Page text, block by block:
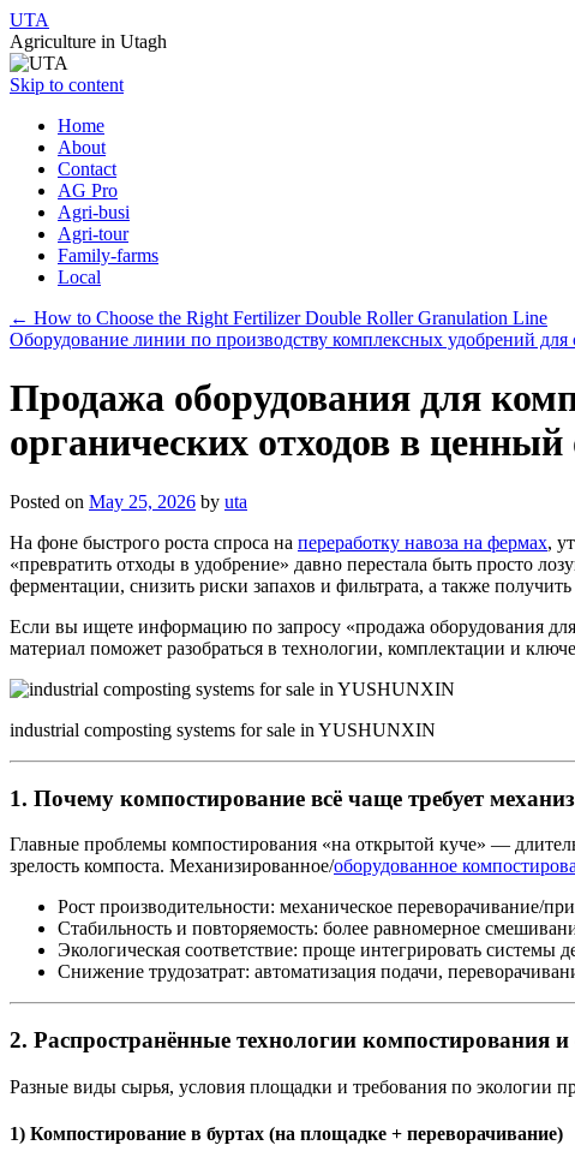
UTA
Agriculture in Utagh
Skip to content
Home
About
Contact
AG Pro
Agri-busi
Agri-tour
Family-farms
Local
← How to Choose the Right Fertilizer Double Roller Granulation Line
Оборудование линии по производству комплексных удобрений
Продажа оборудования для
органических отходов в
Posted on May 25, 2026 by uta
На фоне быстрого роста спроса на переработку навоза на фермах,
«превратить отходы в удобрение» давно перестала быть просто
ферментации, снизить риски запахов и фильтрата, а также
Если вы ищете информацию по запросу «продажа оборудования
материал поможет разобраться в технологии, комплектации и
industrial composting systems for sale in YUSHUNXIN
1. Почему компостирование всё чаще требует
Главные проблемы компостирования «на открытой куче» —
зрелость компоста. Механизированное/оборудованное
Рост производительности: механическое переворачивание/
Стабильность и повторяемость: более равномерное
Экологическая соответствие: проще интегрировать системы
Снижение трудозатрат: автоматизация подачи,
2. Распространённые технологии компостирования
Разные виды сырья, условия площадки и требования по экологии
1) Компостирование в буртах (на площадке + переворачивание)